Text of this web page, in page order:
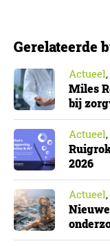
Gerelateerde
Actueel,
Miles
bij
Actueel,
2026
Actueel,